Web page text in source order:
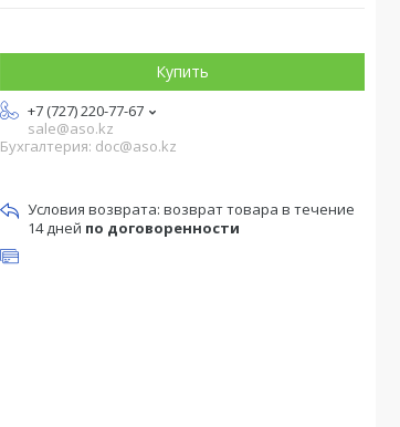
Купить
+7 (727) 220-77-67
sale@aso.kz
Бухгалтерия: doc@aso.kz
возврат товара в течение
14 дней по договоренности